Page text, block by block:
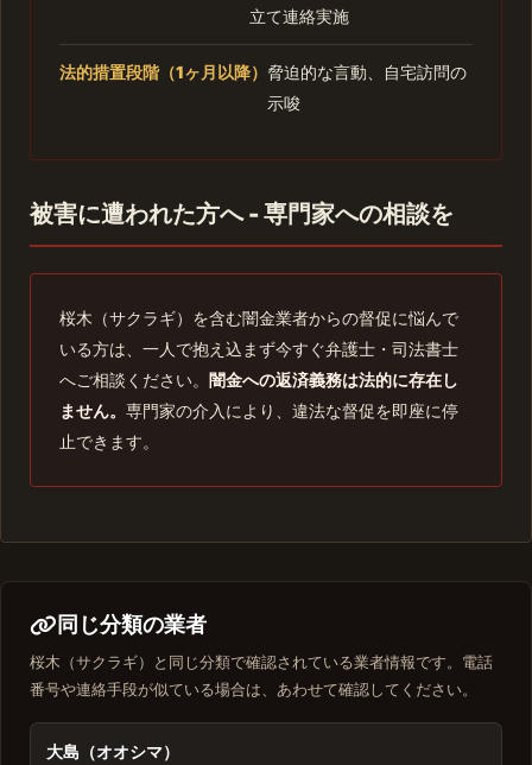
立て連絡実施
法的措置段階（1ヶ月以降） 脅迫的な言動、自宅訪問の
示唆
被害に遭われた方へ - 専門家への相談を
桜木（サクラギ）を含む闇金業者からの督促に悩んで
いる方は、一人で抱え込まず今すぐ弁護士・司法書士
へご相談ください。 闇金への返済義務は法的に存在し
ません。 専門家の介入により、違法な督促を即座に停
止できます。
同じ分類の業者
桜木（サクラギ）と同じ分類で確認されている業者情報です。電話
番号や連絡手段が似ている場合は、あわせて確認してください。
大島（オオシマ）